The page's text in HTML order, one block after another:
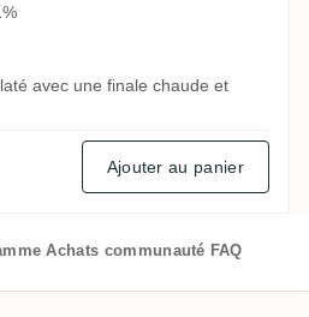
avec une finale chaude et
Ajouter au panier
Achats communauté FAQ